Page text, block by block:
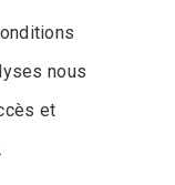
nous
et